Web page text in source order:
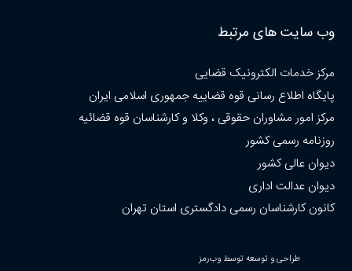
وب سایت های مرتبط
مرکز خدمات الکترونیک قضایی
پایگاه اطلاع رسانی قوه قضاییه جمهوری اسلامی ایران
مرکز امور مشاوران حقوقی ، وکلا و کارشناسان قوه قضائیه
روزنامه رسمی کشور
دیوان عالی کشور
دیوان عدالت اداری
کانون کارشناسان رسمی دادگستری استان تهران
طراحی و توسعه توسط وب‌رمز